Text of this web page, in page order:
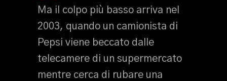
Ma il colpo più basso arriva nel
2003, quando un camionista di
Pepsi viene beccato dalle
telecamere di un supermercato
mentre cerca di rubare una